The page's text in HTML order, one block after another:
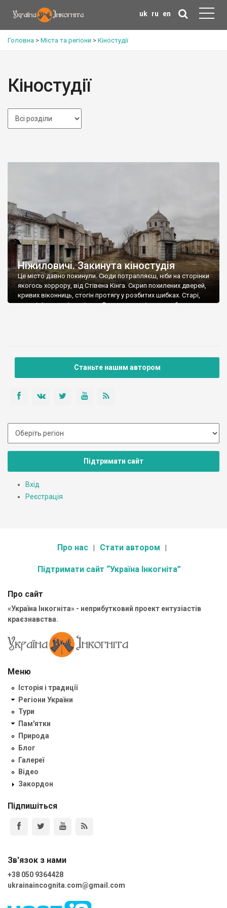
uk ru en
Головна > Міста та регіони > Кіностудії
Кіностудії
Ніжиловичі. Закинута кіностудія
Це місто давно покинули. Сюди потрапляєш, ніби на сторінки
якогось хоррору, від Стівена Кінга. Скрип похилених дверей,
кривих віконниць, стогін протягу у розбитих шибках. Старі,
вигорілі на сонці, вивіски… Бррр, аж до кісток пробирає.
Станьте нашим автором
Підтримати сайт
Вхід
Реєстрація
Про нас Стати автором
Підтримати сайт “Україна Інкогніта”
Про сайт
«Україна Інкогніта» - неприбутковий проект ентузіастів
краєзнавства.
Меню
Історія і традиції
Регіони України
Тури
Пам'ятки
Природа
Блог
Галереї
Відео
Закордон
Підпишіться
Зв'язок з нами
+38 050 9364428
ukrainaincognita.com@gmail.com